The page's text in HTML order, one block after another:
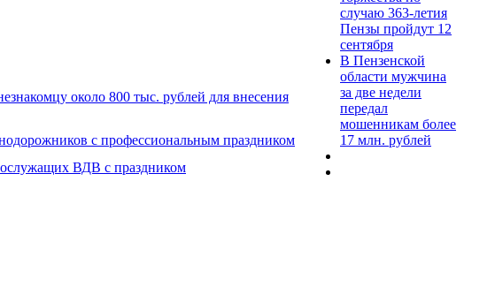
около 800 тыс. рублей для внесения
с профессиональным праздником
ВДВ с праздником
случаю 363-летия
Пензы пройдут 12
сентября
В Пензенской
области мужчина
за две недели
передал
мошенникам более
17 млн. рублей